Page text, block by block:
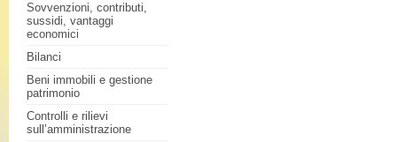
Sovvenzioni, contributi,
sussidi, vantaggi
economici
Bilanci
Beni immobili e gestione
patrimonio
Controlli e rilievi
sull’amministrazione